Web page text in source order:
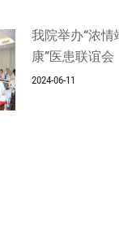
我院举办“浓情
康”医患联谊会
2024-06-11